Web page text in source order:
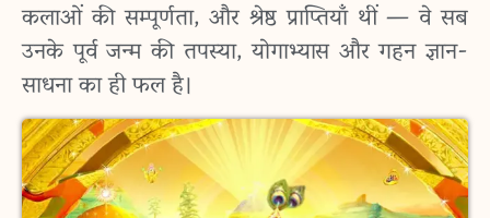
कलाओं की सम्पूर्णता, और श्रेष्ठ प्राप्तियाँ थीं — वे सब
उनके पूर्व जन्म की तपस्या, योगाभ्यास और गहन ज्ञान-
साधना का ही फल है।